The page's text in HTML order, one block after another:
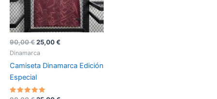
90,00€El
original
era:
90,00 €.
25,00€
es:
Dinamarca
Camiseta Dinamarca Edición
Especial